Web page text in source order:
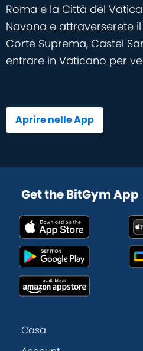
Roma e la Città del
Navona e attraverserete
Corte Suprema, Castel
entrare in Vaticano per
Aprire nelle App
Get the BitGym App
Casa